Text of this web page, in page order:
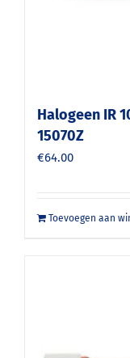
Halogeen IR
15070Z
€64.00
Toevoegen aan